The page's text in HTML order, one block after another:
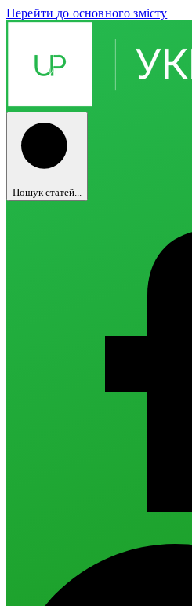
Перейти до основного змісту
Пошук статей...